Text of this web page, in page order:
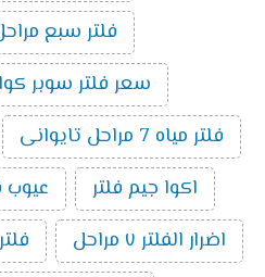
فلتر سبع
سعر فلتر سوبر كواليتى
فلتر مياه 7 مراحل تايوانى
اكوا جيم فلتر
عيوب
اضرار الفلتر ٧ مراحل